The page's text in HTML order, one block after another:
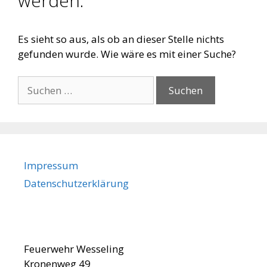
Es sieht so aus, als ob an dieser Stelle nichts
gefunden wurde. Wie wäre es mit einer Suche?
nach:
Impressum
Datenschutzerklärung
Feuerwehr Wesseling
Kronenweg 49